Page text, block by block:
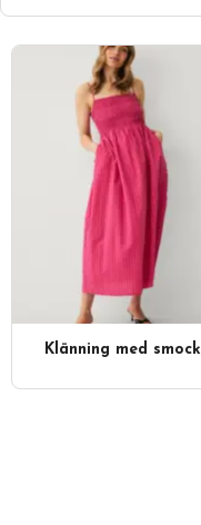
Klänning med smock